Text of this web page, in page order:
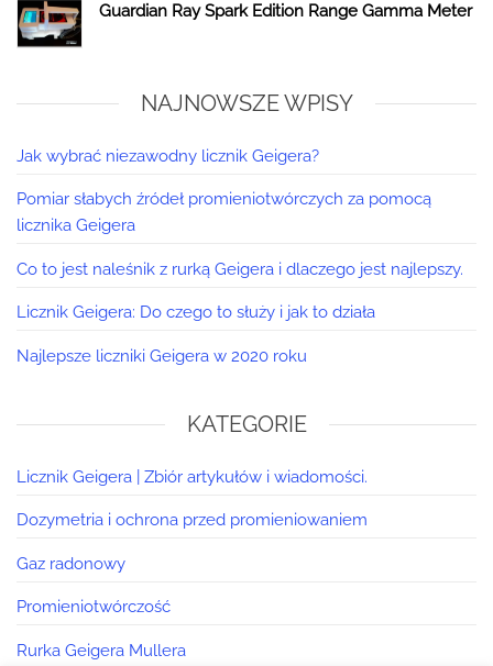
Guardian Ray Spark Edition Range Gamma Meter
NAJNOWSZE WPISY
Jak wybrać niezawodny licznik Geigera?
Pomiar słabych źródeł promieniotwórczych za pomocą
licznika Geigera
Co to jest naleśnik z rurką Geigera i dlaczego jest najlepszy.
Licznik Geigera: Do czego to służy i jak to działa
Najlepsze liczniki Geigera w 2020 roku
KATEGORIE
Licznik Geigera | Zbiór artykułów i wiadomości.
Dozymetria i ochrona przed promieniowaniem
Gaz radonowy
Promieniotwórczość
Rurka Geigera Mullera